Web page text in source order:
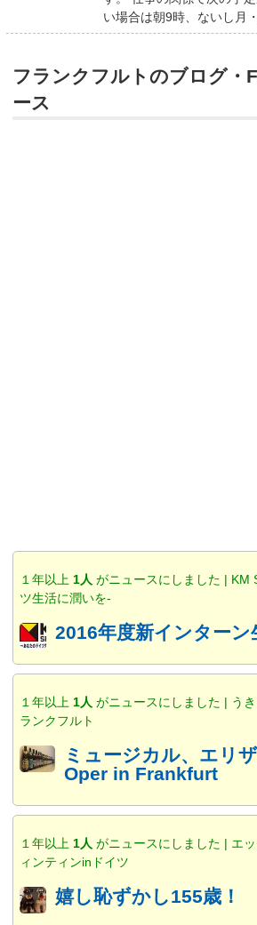
い場合は朝9時、ないし月
フランクフルトのブログ・
ース
１年以上 1人 がニュースにしました | KM
ツ生活に潤いを-
2016年度新インターン
１年以上 1人 がニュースにしました | う
ランクフルト
ミュージカル、エリ
Oper in Frankfurt
１年以上 1人 がニュースにしました | エ
ィンティンinドイツ
嬉し恥ずかし155歳！